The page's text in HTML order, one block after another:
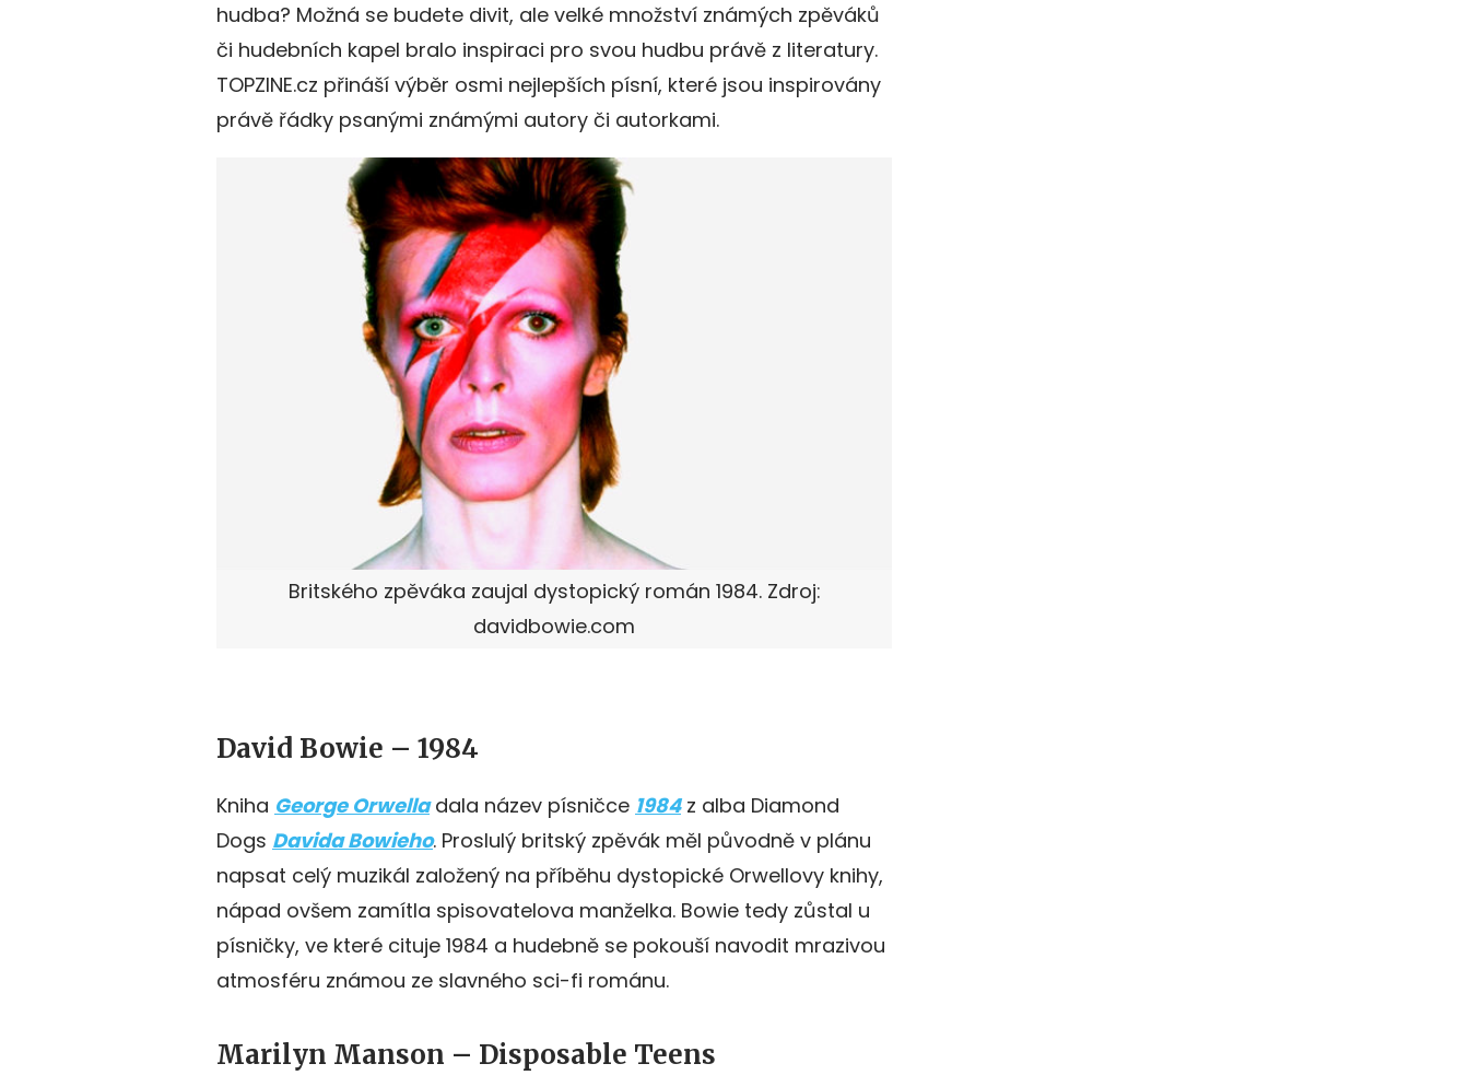
hudba? Možná se budete divit, ale velké množství známých zpěváků
či hudebních kapel bralo inspiraci pro svou hudbu právě z literatury.
TOPZINE.cz přináší výběr osmi nejlepších písní, které jsou inspirovány
právě řádky psanými známými autory či autorkami.
Britského zpěváka zaujal dystopický román 1984. Zdroj:
davidbowie.com
David Bowie – 1984
Kniha George Orwelladala název písničce 1984z alba Diamond
Dogs Davida Bowieho. Proslulý britský zpěvák měl původně v plánu
napsat celý muzikál založený na příběhu dystopické Orwellovy knihy,
nápad ovšem zamítla spisovatelova manželka. Bowie tedy zůstal u
písničky, ve které cituje 1984 a hudebně se pokouší navodit mrazivou
atmosféru známou ze slavného sci-fi románu.
Marilyn Manson – Disposable Teens